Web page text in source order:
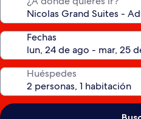
Fechas
Huéspedes